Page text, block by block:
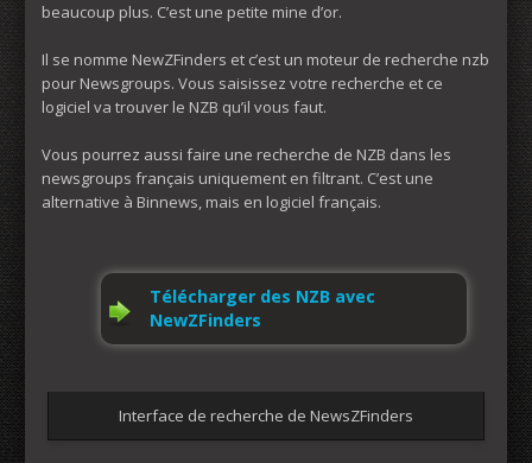
beaucoup plus. C’est une petite mine d’or.
Il se nomme NewZFinders et c’est un moteur de recherche nzb
pour Newsgroups. Vous saisissez votre recherche et ce
logiciel va trouver le NZB qu’il vous faut.
Vous pourrez aussi faire une recherche de NZB dans les
newsgroups français uniquement en filtrant. C’est une
alternative à Binnews, mais en logiciel français.
Télécharger des NZB avec
NewZFinders
Interface de recherche de NewsZFinders